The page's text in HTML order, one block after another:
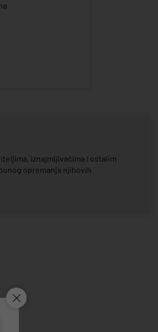
iznajmljivačima i ostalim
opremanja njihovih